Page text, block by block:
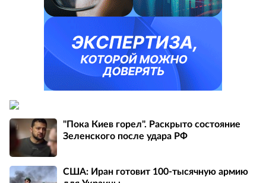
"Пока Киев горел". Раскрыто состояние
Зеленского после удара РФ
США: Иран готовит 100-тысячную армию